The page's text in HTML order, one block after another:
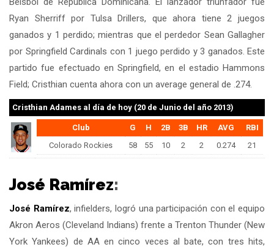
Ryan Sherriff por Tulsa Drillers, que ahora tiene 2 juegos
ganados y 1 perdido; mientras que el perdedor Sean Gallagher
por Springfield Cardinals con 1 juego perdido y 3 ganados. Este
partido fue efectuado en Springfield, en el estadio Hammons
Field; Cristhian cuenta ahora con un average general de .274.
Cristhian Adames al día de hoy (20 de Junio del año 2013)
Club G H 2B 3B HR AVG
RBI
Colorado Rockies
58 55 10 2 2 0.274 21
José Ramírez:
José Ramírez, infielders, logró una participación con el equipo
Akron Aeros (Cleveland Indians) frente a Trenton Thunder (New
York Yankees) de AA en cinco veces al bate, con tres hits,